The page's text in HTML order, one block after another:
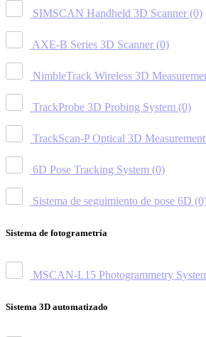
SIMSCAN Handheld 3D Scanner (0)
AXE-B Series 3D Scanner (0)
NimbleTrack Wireless 3D
TrackProbe 3D Probing System (0)
TrackScan-P Optical 3D
6D Pose Tracking System (0)
Sistema de seguimiento de pose 6D
Sistema de fotogrametría
MSCAN-L15 Photogrammetry
Sistema 3D automatizado